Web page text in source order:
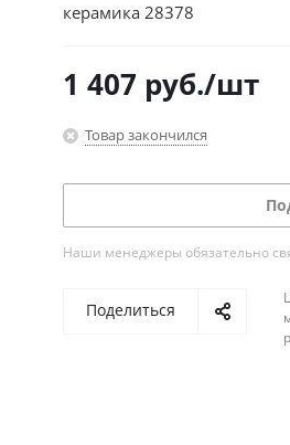
керамика 28378
1 407 руб./шт
Товар закончился
Наши менеджеры обязательно
Поделиться